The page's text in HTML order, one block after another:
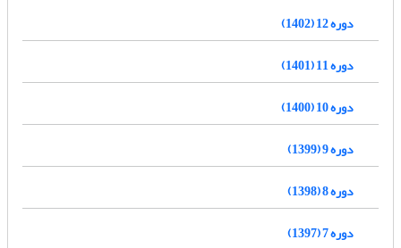
دوره 12 (1402)
دوره 11 (1401)
دوره 10 (1400)
دوره 9 (1399)
دوره 8 (1398)
دوره 7 (1397)